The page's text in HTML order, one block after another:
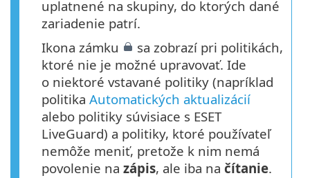
uplatnené na skupiny, do ktorých dané
zariadenie patrí.
Ikona zámku
sa zobrazí pri politikách,
ktoré nie je možné upravovať. Ide
o niektoré vstavané politiky (napríklad
politika Automatických aktualizácií
alebo politiky súvisiace s ESET
LiveGuard) a politiky, ktoré používateľ
nemôže meniť, pretože k nim nemá
povolenie na zápis, ale iba na čítanie.